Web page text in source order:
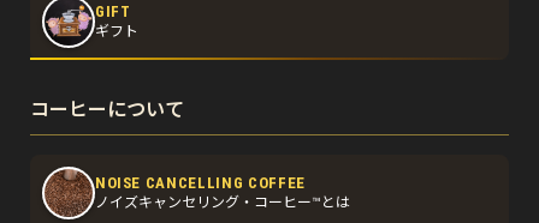
GIFT
ギフト
コーヒーについて
NOISE CANCELLING COFFEE
ノイズキャンセリング・コーヒー™とは